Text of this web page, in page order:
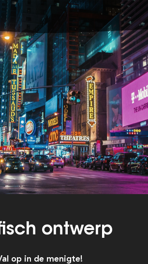
ons
ontwerp
op in de menigte!